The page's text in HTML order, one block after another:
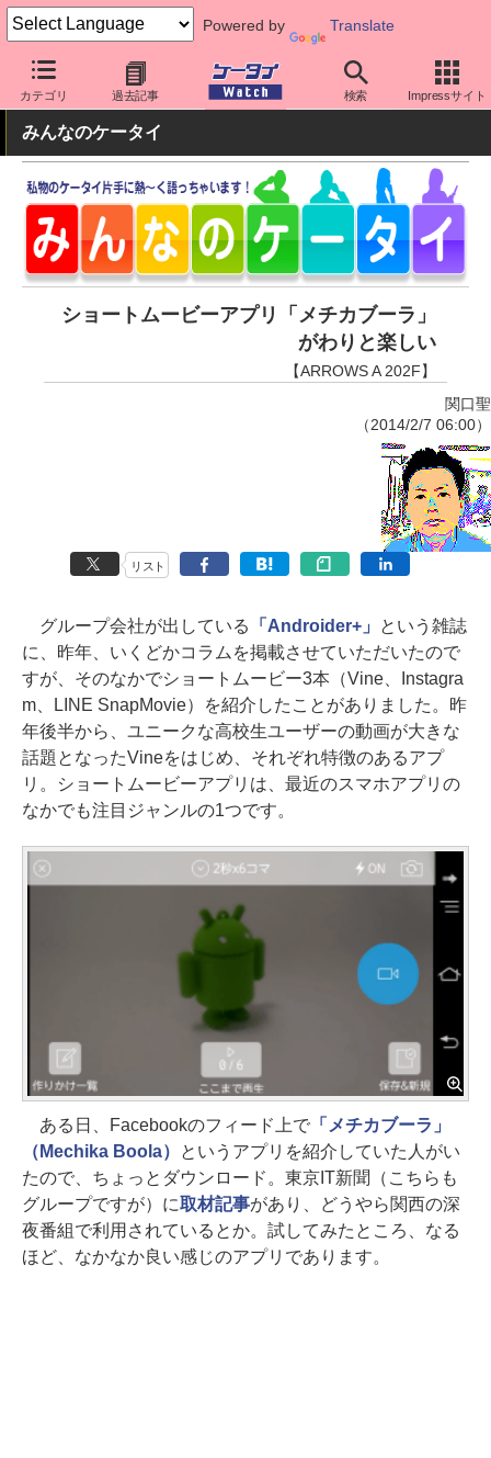
Powered by Translate
カテゴリ 過去記事 検索 Impressサイト
ケータイ Watch OS Android アプリ・サービス
みんなのケータイ
ショートムービーアプリ「メチカブーラ」
がわりと楽しい
【ARROWS A 202F】
関口聖
（2014/2/7 06:00）
リスト
グループ会社が出している 「Androider+」
という雑誌
に、昨年、いくどかコラムを掲載させていただいたので
すが、そのなかでショートムービー3本（Vine、Instagra
m、LINE SnapMovie）を紹介したことがありました。昨
年後半から、ユニークな高校生ユーザーの動画が大きな
話題となったVineをはじめ、それぞれ特徴のあるアプ
リ。ショートムービーアプリは、最近のスマホアプリの
なかでも注目ジャンルの1つです。
ある日、Facebookのフィード上で「メチカブーラ」
（Mechika Boola）
というアプリを紹介していた人がい
たので、ちょっとダウンロード。東京IT新聞（こちらも
グループですが）に取材記事があり、どうやら関西の深
夜番組で利用されているとか。試してみたところ、なる
ほど、なかなか良い感じのアプリであります。